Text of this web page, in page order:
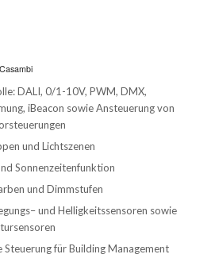
DALI, 0/1-10V, PWM, DMX,
iBeacon sowie Ansteuerung von
und Lichtszenen
Sonnenzeitenfunktion
und Dimmstufen
und Helligkeitssensoren sowie
für Building Management